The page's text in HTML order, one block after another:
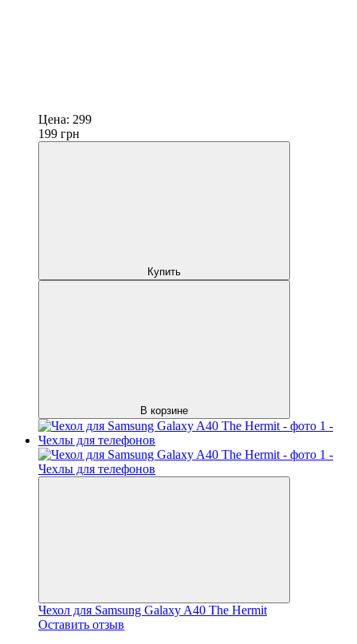
Цена: 299
199 грн
Купить
В корзине
Чехол для Samsung Galaxy A40 The Hermit
Оставить отзыв